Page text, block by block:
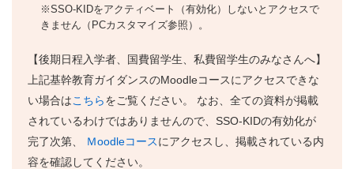
※SSO-KIDをアクティベート（有効化）しないとアクセスで
きません（PCカスタマイズ参照）。
【後期日程入学者、国費留学生、私費留学生のみなさんへ】
上記基幹教育ガイダンスのMoodleコースにアクセスできな
い場合はこちらをご覧ください。 なお、全ての資料が掲載
されているわけではありませんので、SSO-KIDの有効化が
完了次第、
Ｍoodleコースにアクセスし、掲載されている内
容を確認してください。